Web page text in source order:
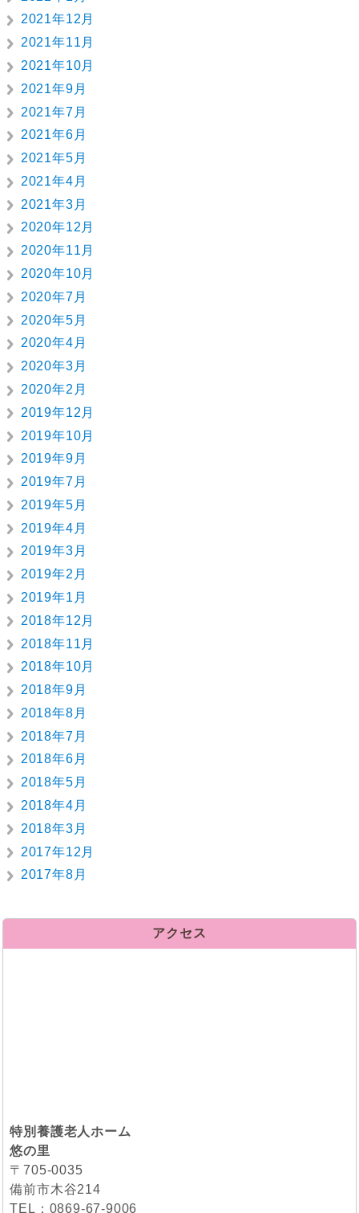
2021年12月
2021年11月
2021年10月
2021年9月
2021年7月
2021年6月
2021年5月
2021年4月
2021年3月
2020年12月
2020年11月
2020年10月
2020年7月
2020年5月
2020年4月
2020年3月
2020年2月
2019年12月
2019年10月
2019年9月
2019年7月
2019年5月
2019年4月
2019年3月
2019年2月
2019年1月
2018年12月
2018年11月
2018年10月
2018年9月
2018年8月
2018年7月
2018年6月
2018年5月
2018年4月
2018年3月
2017年12月
2017年8月
アクセス
特別養護老人ホーム
悠の里
〒705-0035
備前市木谷214
TEL：0869-67-9006